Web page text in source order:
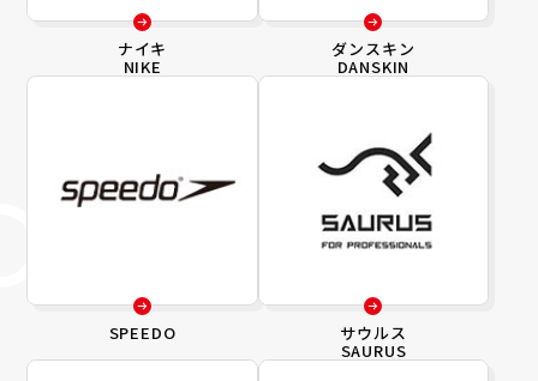
ナイキ
NIKE
ダンスキン
DANSKIN
SPEEDO サウルス
SAURUS